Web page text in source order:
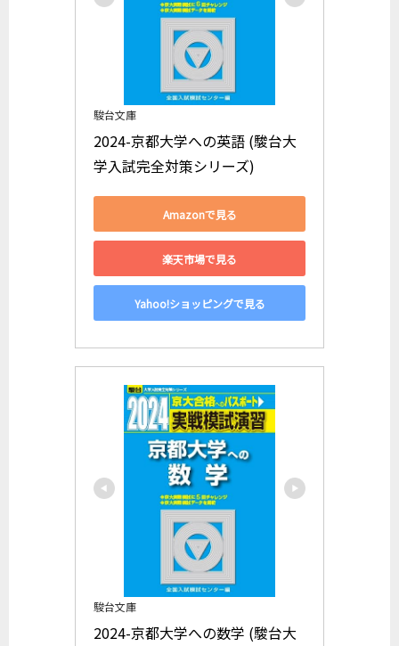
駿台文庫
2024-京都大学への英語 (駿台大
学入試完全対策シリーズ)
Amazonで見る
楽天市場で見る
Yahoo!ショッピングで見る
駿台文庫
2024-京都大学への数学 (駿台大